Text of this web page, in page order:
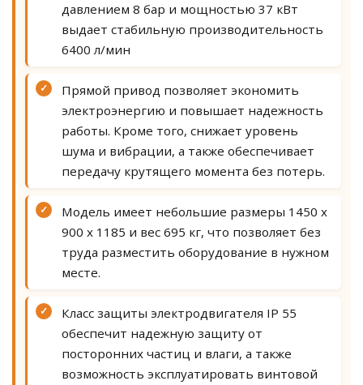
давлением 8 бар и мощностью 37 кВт
выдает стабильную производительность
6400 л/мин
✓
Прямой привод позволяет экономить
электроэнергию и повышает надежность
работы. Кроме того, снижает уровень
шума и вибрации, а также обеспечивает
передачу крутящего момента без потерь.
✓
Модель имеет небольшие размеры 1450 х
900 х 1185 и вес 695 кг, что позволяет без
труда разместить оборудование в нужном
месте.
✓
Класс защиты электродвигателя IP 55
обеспечит надежную защиту от
посторонних частиц и влаги, а также
возможность эксплуатировать винтовой